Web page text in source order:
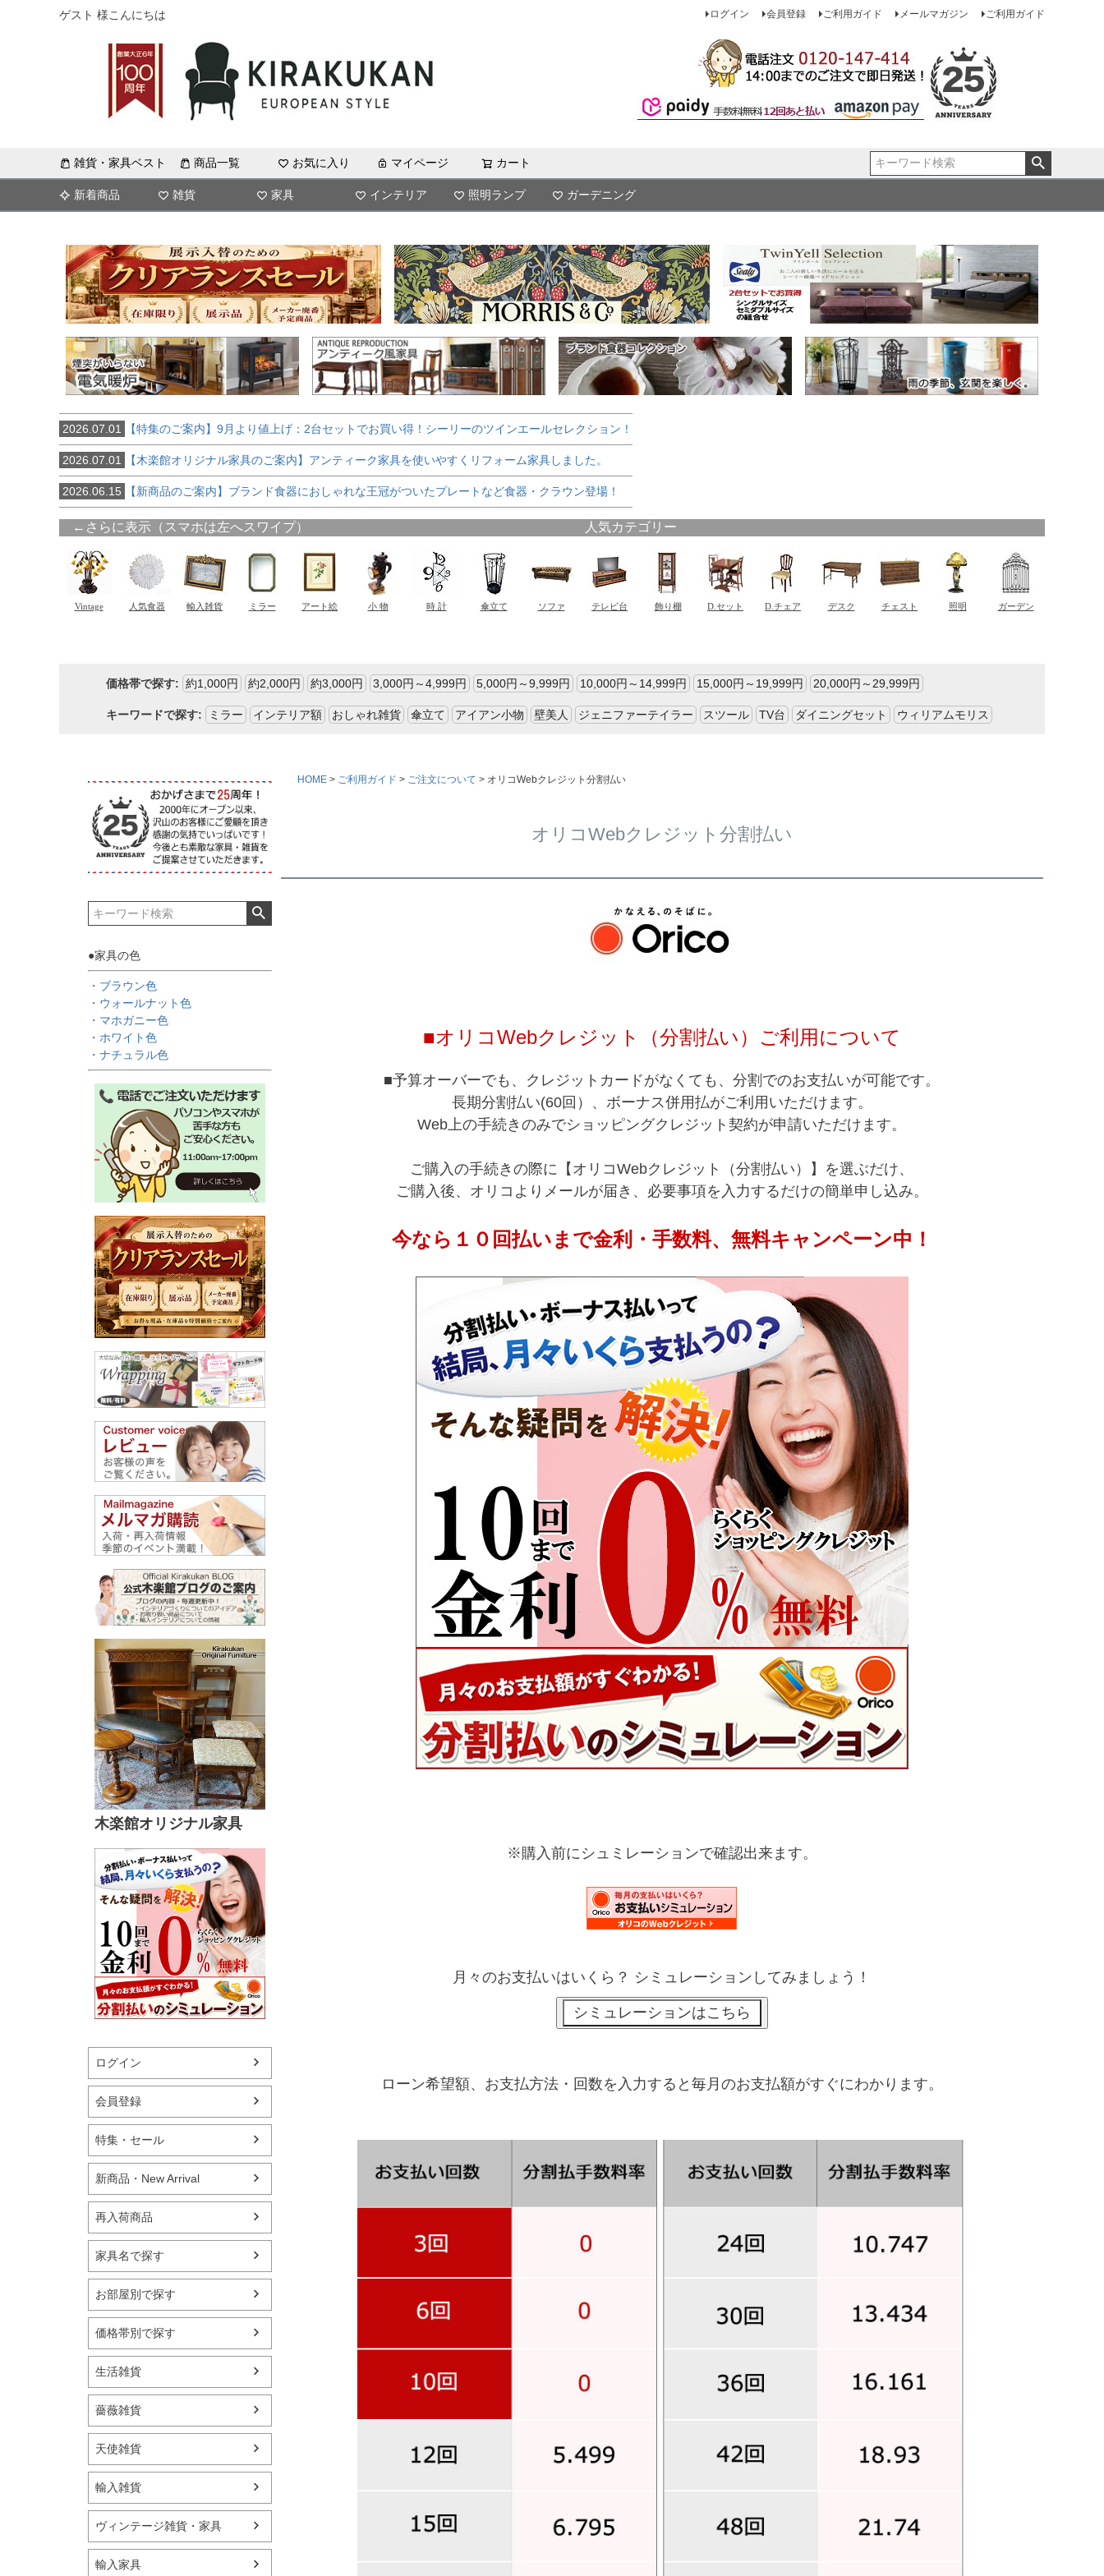
ゲスト 様こんにちは ログイン 会員登録 ご利用ガイド メールマガジン ご利用ガイド
雑貨・家具ベスト 商品一覧 お気に入り マイページ カート
新着商品 雑貨 家具 インテリア 照明ランプ ガーデニング
2026.07.01 【特集のご案内】9月より値上げ：2台セットでお買い得！シーリーのツインエールセレクション！
2026.07.01 【木楽館オリジナル家具のご案内】アンティーク家具を使いやすくリフォーム家具しました。
2026.06.15 【新商品のご案内】ブランド食器におしゃれな王冠がついたプレートなど食器・クラウン登場！
価格帯で探す: 約1,000円 約2,000円 約3,000円 3,000円～4,999円 5,000円～9,999円 10,000円～14,999円 15,000円～19,999円 20,000円～29,999円
キーワードで探す: ミラー インテリア額 おしゃれ雑貨 傘立て アイアン小物 壁美人 ジェニファーテイラー スツール TV台 ダイニングセット ウィリアムモリス
●家具の色
・ブラウン色
・ウォールナット色
・マホガニー色
・ホワイト色
・ナチュラル色
木楽館オリジナル家具
ログイン
会員登録
特集・セール
新商品・New Arrival
再入荷商品
家具名で探す
お部屋別で探す
価格帯別で探す
生活雑貨
薔薇雑貨
天使雑貨
輸入雑貨
ヴィンテージ雑貨・家具
輸入家具
HOME ご利用ガイド ご注文について オリコWebクレジット分割払い
オリコWebクレジット分割払い
■オリコWebクレジット（分割払い）ご利用について
■予算オーバーでも、クレジットカードがなくても、分割でのお支払いが可能です。
長期分割払い(60回）、ボーナス併用払がご利用いただけます。
Web上の手続きのみでショッピングクレジット契約が申請いただけます。
ご購入の手続きの際に【オリコWebクレジット（分割払い）】を選ぶだけ、
ご購入後、オリコよりメールが届き、必要事項を入力するだけの簡単申し込み。
今なら１０回払いまで金利・手数料、無料キャンペーン中！
※購入前にシュミレーションで確認出来ます。
月々のお支払いはいくら？ シミュレーションしてみましょう！
ローン希望額、お支払方法・回数を入力すると毎月のお支払額がすぐにわかります。